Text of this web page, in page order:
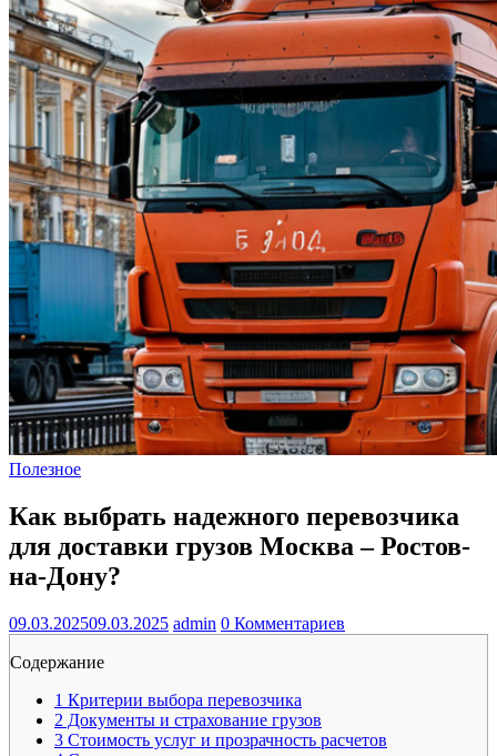
Полезное
Как выбрать надежного перевозчика
для доставки грузов Москва – Ростов-
на-Дону?
09.03.202509.03.2025 admin 0 Комментариев
Содержание
1 Критерии выбора перевозчика
2 Документы и страхование грузов
3 Стоимость услуг и прозрачность расчетов